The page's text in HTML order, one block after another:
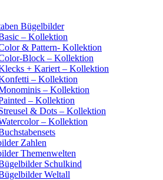
Bügelbilder
– Kollektion
& Pattern- Kollektion
Block – Kollektion
+ Kariert – Kollektion
– Kollektion
– Kollektion
– Kollektion
& Dots – Kollektion
– Kollektion
Zahlen
Themenwelten
Schulkind
Weltall